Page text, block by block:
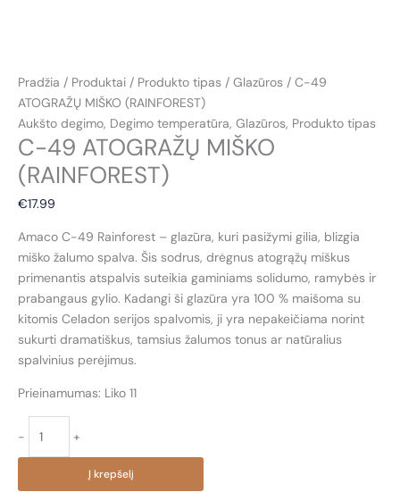
Pradžia / Produktai / Produkto tipas / Glazūros / C-49
ATOGRAŽŲ MIŠKO (RAINFOREST)
Aukšto degimo, Degimo temperatūra, Glazūros, Produkto tipas
C-49 ATOGRAŽŲ MIŠKO
(RAINFOREST)
€17.99
Amaco C-49 Rainforest – glazūra, kuri pasižymi gilia, blizgia
miško žalumo spalva. Šis sodrus, drėgnus atogrąžų miškus
primenantis atspalvis suteikia gaminiams solidumo, ramybės ir
prabangaus gylio. Kadangi ši glazūra yra 100 % maišoma su
kitomis Celadon serijos spalvomis, ji yra nepakeičiama norint
sukurti dramatiškus, tamsius žalumos tonus ar natūralius
spalvinius perėjimus.
Prieinamumas: Liko 11
-
kiekis:
+
Į krepšelį